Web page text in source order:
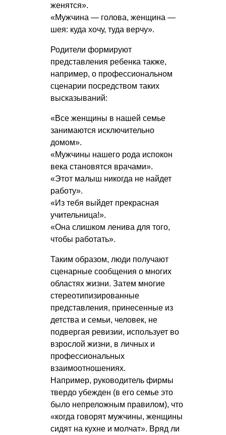
женятся».
«Мужчина — голова, женщина —
шея: куда хочу, туда верчу».
Родители формируют
представления ребенка также,
например, о профессиональном
сценарии посредством таких
высказываний:
«Все женщины в нашей семье
занимаются исключительно
домом».
«Мужчины нашего рода испокон
века становятся врачами».
«Этот малыш никогда не найдет
работу».
«Из тебя выйдет прекрасная
учительница!».
«Она слишком ленива для того,
чтобы работать».
Таким образом, люди получают
сценарные сообщения о многих
областях жизни. Затем многие
стереотипизированные
представления, принесенные из
детства и семьи, человек, не
подвергая ревизии, использует во
взрослой жизни, в личных и
профессиональных
взаимоотношениях.
Например, руководитель фирмы
твердо убежден (в его семье это
было непреложным правилом), что
«когда говорят мужчины, женщины
сидят на кухне и молчат». Вряд ли